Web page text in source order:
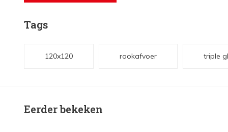
Tags
120x120 rookafvoer triple
Eerder bekeken